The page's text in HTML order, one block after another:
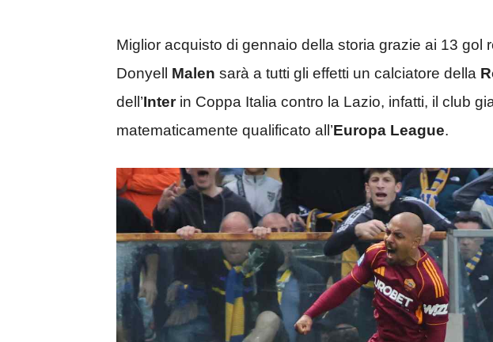
Miglior acquisto di gennaio della storia grazie ai 13 gol
Donyell Malen sarà a tutti gli effetti un calciatore della
dell’Inter in Coppa Italia contro la Lazio, infatti, il club
matematicamente qualificato all’Europa League.